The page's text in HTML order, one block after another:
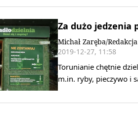
Za dużo jedzenia
Michał Zaręba/Redakcja
2019-12-27, 11:58
Torunianie chętnie
m.in. ryby, pieczywo i